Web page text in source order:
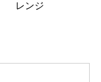
レンジ